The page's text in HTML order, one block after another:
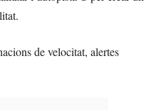
de velocitat, alertes